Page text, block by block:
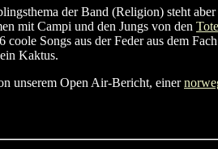
der Band (Religion) steht
mit Campi und den Jungs von den
coole Songs aus der Feder aus dem
Kaktus.
unserem Open Air-Bericht, einer